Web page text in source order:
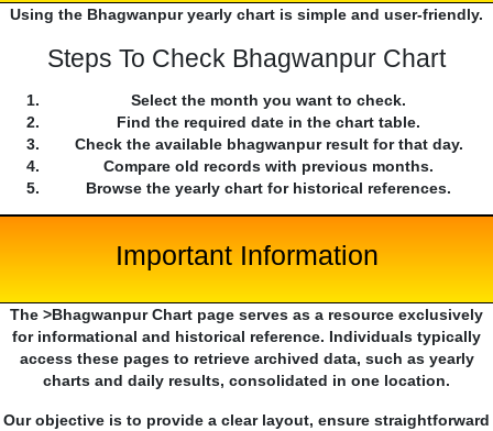
Using the Bhagwanpur yearly chart is simple and user-friendly.
Steps To Check Bhagwanpur Chart
Select the month you want to check.
Find the required date in the chart table.
Check the available bhagwanpur result for that day.
Compare old records with previous months.
Browse the yearly chart for historical references.
Important Information
The >Bhagwanpur Chart page serves as a resource exclusively
for informational and historical reference. Individuals typically
access these pages to retrieve archived data, such as yearly
charts and daily results, consolidated in one location.
Our objective is to provide a clear layout, ensure straightforward